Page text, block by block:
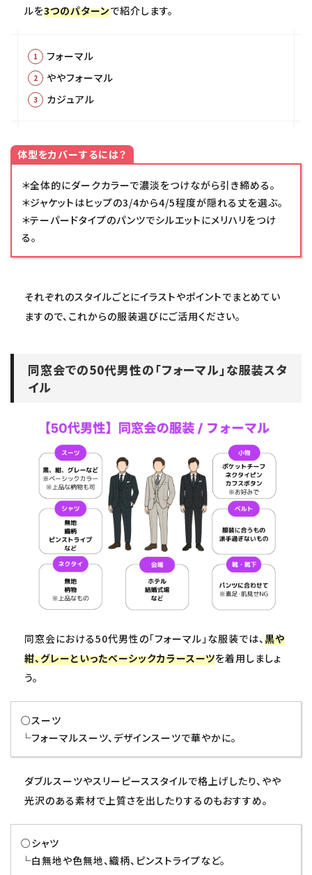
ルを3つのパターンで紹介します。
フォーマル
ややフォーマル
カジュアル
体型をカバーするには？
＊全体的にダークカラーで濃淡をつけながら引き締める。
＊ジャケットはヒップの3/4から4/5程度が隠れる丈を選ぶ。
＊テーパードタイプのパンツでシルエットにメリハリをつけ
る。
それぞれのスタイルごとにイラストやポイントでまとめてい
ますので、これからの服装選びにご活用ください。
同窓会での50代男性の「フォーマル」な服装スタ
イル
同窓会における50代男性の「フォーマル」な服装では、 黒や
紺、グレーといったベーシックカラースーツを着用しましょ
う。
○スーツ
└フォーマルスーツ、デザインスーツで華やかに。
ダブルスーツやスリーピーススタイルで格上げしたり、やや
光沢のある素材で上質さを出したりするのもおすすめ。
○シャツ
└白無地や色無地、織柄、ピンストライプなど。